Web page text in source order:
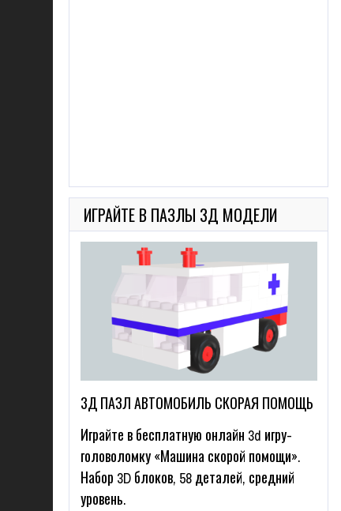
ИГРАЙТЕ В ПАЗЛЫ 3Д МОДЕЛИ
3Д ПАЗЛ АВТОМОБИЛЬ СКОРАЯ ПОМОЩЬ
Играйте в бесплатную онлайн 3d игру-
головоломку «Машина скорой помощи».
Набор 3D блоков, 58 деталей, средний
уровень.